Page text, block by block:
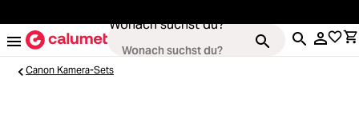
Wonach suchst du?
Canon Kamera-Sets